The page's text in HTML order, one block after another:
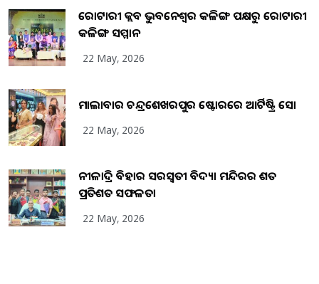
ରୋଟାରୀ କ୍ଲବ ଭୁବନେଶ୍ୱର କଳିଙ୍ଗ ପକ୍ଷରୁ ରୋଟାରୀ
କଳିଙ୍ଗ ସମ୍ମାନ
22 May, 2026
ମାଲାବାର ଚନ୍ଦ୍ରଶେଖରପୁର ଷ୍ଟୋରରେ ଆର୍ଟିଷ୍ଟ୍ରି ସୋ
22 May, 2026
ନୀଳାଦ୍ରି ବିହାର ସରସ୍ୱତୀ ବିଦ୍ୟା ମନ୍ଦିରର ଶତ
ପ୍ରତିଶତ ସଫଳତା
22 May, 2026